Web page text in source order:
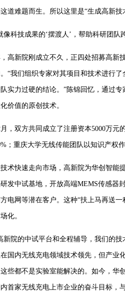
道难题而生。所以这里是“生成高新技
像科技成果的‘摆渡人’，帮助科研团队
，高新院刚成立不久，正四处招募高新
“我们组织专家对其项目和技术进行
实力过硬的结论。”陈锦回忆，通过
价值的原创技术。
，双方共同成立了注册资本5000万元
；重庆大学无线传能团队以知识产权作
术快速走向市场，高新院为华创智能
发中试基地，开放高端MEMS传感器
电网等潜在客户。这种“扶上马再送
化。
新院的中试平台和全程辅导，我们的
国内无线充电领域技术领先，但产业
些都不是实验室能解决的。如今，华
首家无线充电上市企业的奋斗目标，